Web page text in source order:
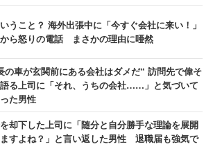
うこと？ 海外出張中に「今すぐ会社に来い！」
ら怒りの電話 まさかの理由に唖然
の車が玄関前にある会社はダメだ“ 訪問先で偉そ
る上司に「それ、うちの会社……」と気づいて
た男性
却下した上司に「随分と自分勝手な理論を展開
すよね？」と言い返した男性 退職届も強気で